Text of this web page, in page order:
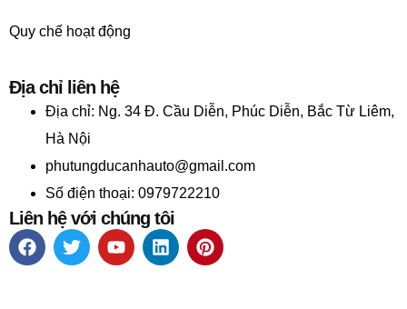
Quy chế hoạt động
Địa chỉ liên hệ
Địa chỉ: Ng. 34 Đ. Cầu Diễn, Phúc Diễn, Bắc Từ Liêm,
Hà Nội
phutungducanhauto@gmail.com
Số điện thoại: 0979722210
Liên hệ với chúng tôi